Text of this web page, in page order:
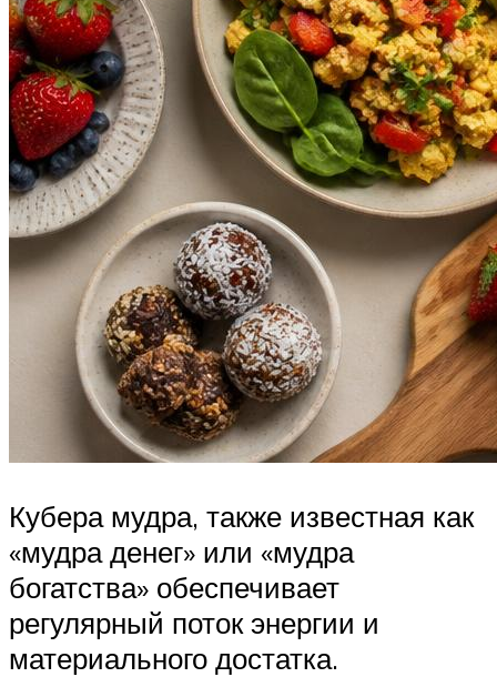
Кубера мудра, также известная как
«мудра денег» или «мудра
богатства» обеспечивает
регулярный поток энергии и
материального достатка.